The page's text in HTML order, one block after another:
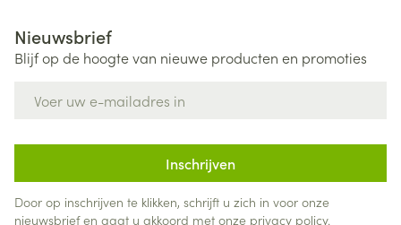
Nieuwsbrief
Blijf op de hoogte van nieuwe producten en promoties
Inschrijven
Door op inschrijven te klikken, schrijft u zich in voor onze
nieuwsbrief en gaat u akkoord met onze privacy policy.